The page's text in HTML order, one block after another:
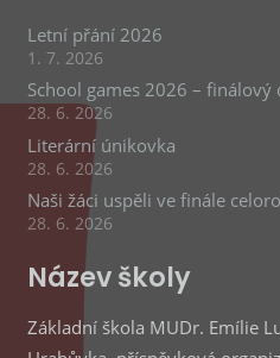
Letní přání 2026
1. 7. 2026
School games 2026 – finálový
28. 6. 2026
Literární únikovka
28. 6. 2026
Naši žáci uspěli ve finále
28. 6. 2026
Název školy
Základní škola MUDr. Emílie